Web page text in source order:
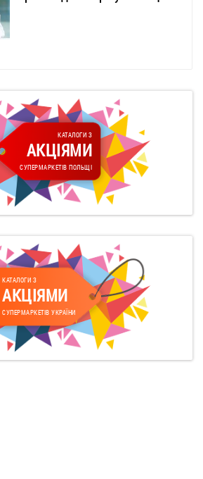
КАТАЛОГИ З
АКЦІЯМИ
СУПЕРМАРКЕТІВ ПОЛЬЩІ
КАТАЛОГИ З
АКЦІЯМИ
СУПЕРМАРКЕТІВ УКРАЇНИ